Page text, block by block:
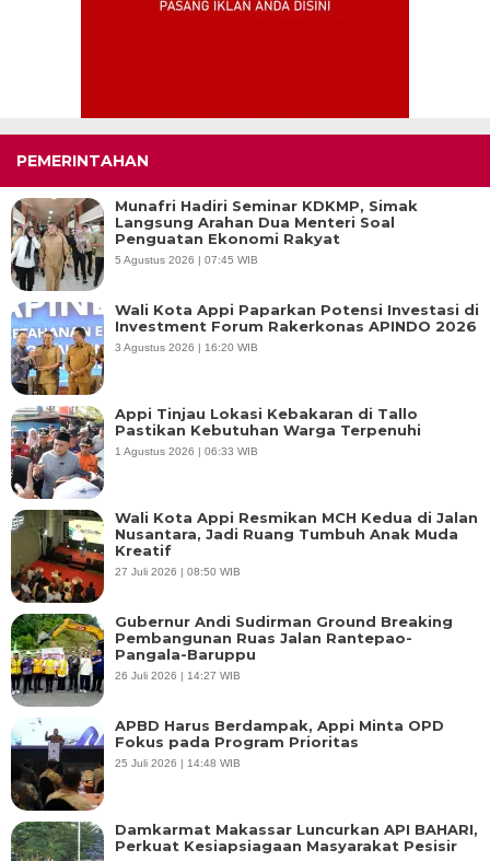
PEMERINTAHAN
Munafri Hadiri Seminar KDKMP, Simak
Langsung Arahan Dua Menteri Soal
Penguatan Ekonomi Rakyat
5 Agustus 2026 | 07:45 WIB
Wali Kota Appi Paparkan Potensi Investasi di
Investment Forum Rakerkonas APINDO 2026
3 Agustus 2026 | 16:20 WIB
Appi Tinjau Lokasi Kebakaran di Tallo
Pastikan Kebutuhan Warga Terpenuhi
1 Agustus 2026 | 06:33 WIB
Wali Kota Appi Resmikan MCH Kedua di Jalan
Nusantara, Jadi Ruang Tumbuh Anak Muda
Kreatif
27 Juli 2026 | 08:50 WIB
Gubernur Andi Sudirman Ground Breaking
Pembangunan Ruas Jalan Rantepao-
Pangala-Baruppu
26 Juli 2026 | 14:27 WIB
APBD Harus Berdampak, Appi Minta OPD
Fokus pada Program Prioritas
25 Juli 2026 | 14:48 WIB
Damkarmat Makassar Luncurkan API BAHARI,
Perkuat Kesiapsiagaan Masyarakat Pesisir